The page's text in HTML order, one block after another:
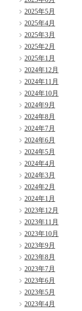
2025年5月
2025年4月
2025年3月
2025年2月
2025年1月
2024年12月
2024年11月
2024年10月
2024年9月
2024年8月
2024年7月
2024年6月
2024年5月
2024年4月
2024年3月
2024年2月
2024年1月
2023年12月
2023年11月
2023年10月
2023年9月
2023年8月
2023年7月
2023年6月
2023年5月
2023年4月